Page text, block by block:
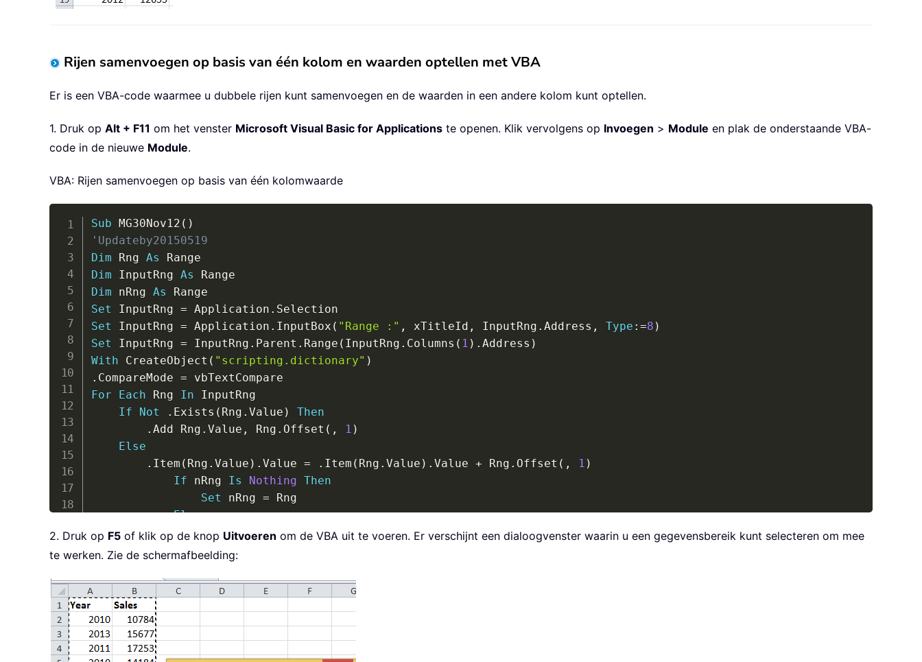
Rijen samenvoegen op basis van één kolom en waarden optellen met VBA
Er is een VBA-code waarmee u dubbele rijen kunt samenvoegen en de waarden in een andere kolom kunt optellen.
1. Druk op Alt + F11 om het venster Microsoft Visual Basic for Applications te openen. Klik vervolgens op Invoegen > Module en plak de onderstaande VBA-
code in de nieuwe Module.
VBA: Rijen samenvoegen op basis van één kolomwaarde
Sub MG30Nov12 ( )
'Updateby20150519
Dim Rng As
Dim InputRng As
Dim nRng As
Set InputRng = Application .
Set InputRng = Application . InputBox ( "Range :" , xTitleId , InputRng . Address , Type : =8 )
Set InputRng = InputRng . Parent . Range ( InputRng . Columns ( 1 ) . Address )
With CreateObject ( "scripting.dictionary" )
. CompareMode =
For
Each Rng In InputRng
If
Not . Exists ( Rng . Value )
Then
. Add Rng . Value , Rng . Offset ( , 1 )
Else
. Item ( Rng . Value ) . Value = . Item ( Rng . Value ) . Value + Rng . Offset ( , 1 )
If nRng Is Nothing Then
Set nRng = Rng
Else
Set nRng = Union(nRng, Rng)
End
If
Next
If Not nRng Is Nothing Then
    nRng
.EntireRow
End
If
End With
2. Druk op F5 of klik op de knop Uitvoeren om de VBA uit te voeren. Er verschijnt een dialoogvenster waarin u een gegevensbereik kunt selecteren om mee
te werken. Zie de schermafbeelding: